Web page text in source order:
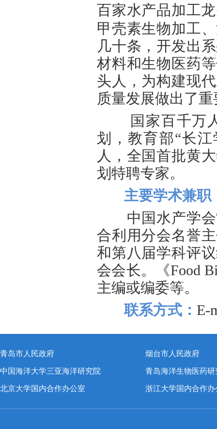
百家水产品加工
甲壳素生物加工
几十条，开发出
材料和生物医药
头人，为构建现
质量发展做出了
国家百千万人
划，教育部“长
人，全国首批黄
划特聘专家。
主要学术兼职
中国水产学
合利用分会名誉
和第八届学科评议
会会长。《Food
主编或编委等。
联系方式： E-
青岛市人民政府 烟台市人民政府
中国海洋大学三亚海洋研究院 青岛海洋生物医药研
北京大学国内合作办公室 浙江大学国内合作办